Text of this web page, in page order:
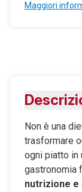
Maggiori
Non è una
trasformare
ogni piatto in
gastronomia
nutrizione e